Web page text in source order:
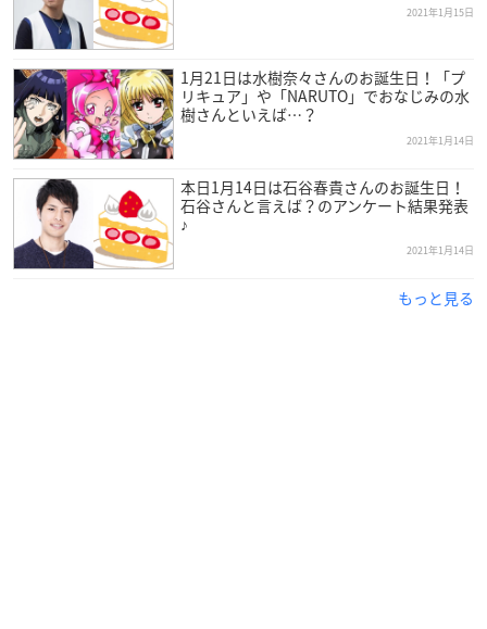
2021年1月15日
1月21日は水樹奈々さんのお誕生日！「プ
リキュア」や「NARUTO」でおなじみの水
樹さんといえば…？
2021年1月14日
本日1月14日は石谷春貴さんのお誕生日！
石谷さんと言えば？のアンケート結果発表
♪
2021年1月14日
もっと見る